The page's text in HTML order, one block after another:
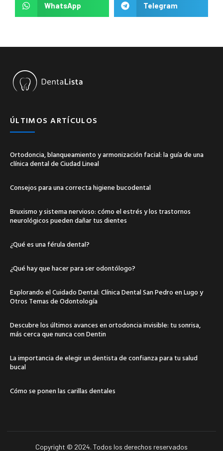
WhatsApp Telegram
ÚLTIMOS ARTÍCULOS
Ortodoncia, blanqueamiento y armonización facial: la guía de una
clínica dental de Ciudad Lineal
Consejos para una correcta higiene bucodental
Bruxismo y sistema nervioso: cómo el estrés y los trastornos
neurológicos pueden dañar tus dientes
¿Qué es una férula dental?
¿Qué hay que hacer para ser odontólogo?
Explorando el Cuidado Dental: Clínica Dental San Pedro en Lugo y
Otros Temas de Odontología
Descubre los últimos avances en ortodoncia invisible: tu sonrisa,
más cerca que nunca con Dentin
La importancia de elegir un dentista de confianza para tu salud
bucal
Cómo se ponen las carillas dentales
Copyright © 2024. Todos los derechos reservados